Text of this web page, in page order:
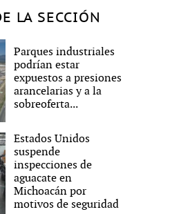
LA SECCIÓN
Parques industriales
podrían estar
expuestos a presiones
arancelarias y a la
sobreoferta...
Estados Unidos
suspende
inspecciones de
aguacate en
Michoacán por
motivos de seguridad